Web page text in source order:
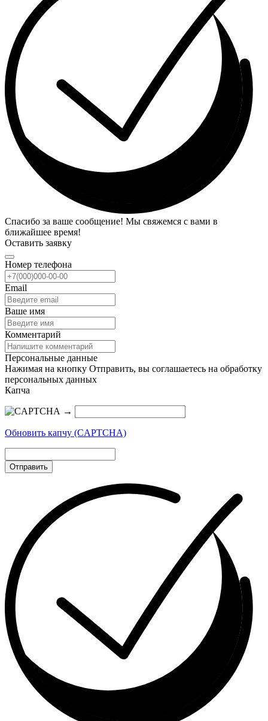
Спасибо за ваше сообщение! Мы свяжемся с вами в
ближайшее время!
Оставить заявку
Номер телефона
Email
Ваше имя
Комментарий
Персональные данные
Нажимая на кнопку Отправить, вы соглашаетесь на обработку
персональных данных
Капча
→
Обновить капчу (CAPTCHA)
Отправить